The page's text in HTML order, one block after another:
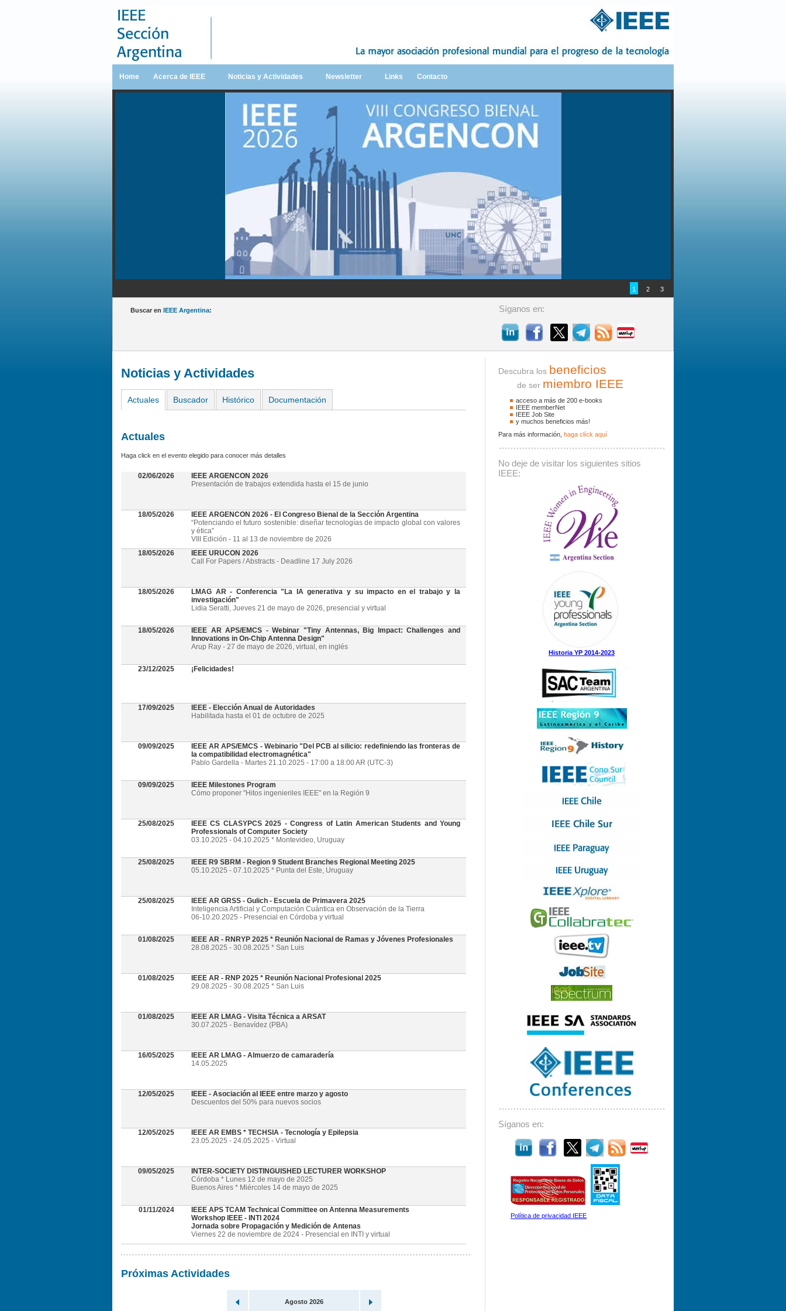
Home Acerca de IEEE Noticias y Actividades Newsletter Links Contacto
1 2 3
Buscar en IEEE Argentina: Síganos en:
Noticias y Actividades
Actuales Buscador Histórico Documentación
Actuales
Haga click en el evento elegido para conocer más detalles
02/06/2026
IEEE ARGENCON 2026
Presentación de trabajos extendida hasta el 15 de junio
18/05/2026
IEEE ARGENCON 2026 - El Congreso Bienal de la Sección Argentina
“Potenciando el futuro sostenible: diseñar tecnologías de impacto global con valores
y ética”
VIII Edición - 11 al 13 de noviembre de 2026
18/05/2026
IEEE URUCON 2026
Call For Papers / Abstracts - Deadline 17 July 2026
18/05/2026
LMAG AR - Conferencia "La IA generativa y su impacto en el trabajo y la
investigación"
Lidia Seratti, Jueves 21 de mayo de 2026, presencial y virtual
18/05/2026
IEEE AR APS/EMCS - Webinar "Tiny Antennas, Big Impact: Challenges and
Innovations in On-Chip Antenna Design"
Arup Ray - 27 de mayo de 2026, virtual, en inglés
23/12/2025 ¡Felicidades!
17/09/2025
IEEE - Elección Anual de Autoridades
Habilitada hasta el 01 de octubre de 2025
09/09/2025
IEEE AR APS/EMCS - Webinario "Del PCB al silicio: redefiniendo las fronteras de
la compatibilidad electromagnética"
Pablo Gardella - Martes 21.10.2025 - 17:00 a 18:00 AR (UTC-3)
09/09/2025
IEEE Milestones Program
Cómo proponer "Hitos ingenieriles IEEE" en la Región 9
25/08/2025
IEEE CS CLASYPCS 2025 - Congress of Latin American Students and Young
Professionals of Computer Society
03.10.2025 - 04.10.2025 * Montevideo, Uruguay
25/08/2025
IEEE R9 SBRM - Region 9 Student Branches Regional Meeting 2025
05.10.2025 - 07.10.2025 * Punta del Este, Uruguay
25/08/2025
IEEE AR GRSS - Gulich - Escuela de Primavera 2025
Inteligencia Artificial y Computación Cuántica en Observación de la Tierra
06-10.20.2025 - Presencial en Córdoba y virtual
01/08/2025
IEEE AR - RNRYP 2025 * Reunión Nacional de Ramas y Jóvenes Profesionales
28.08.2025 - 30.08.2025 * San Luis
01/08/2025
IEEE AR - RNP 2025 * Reunión Nacional Profesional 2025
29.08.2025 - 30.08.2025 * San Luis
01/08/2025
IEEE AR LMAG - Visita Técnica a ARSAT
30.07.2025 - Benavídez (PBA)
16/05/2025
IEEE AR LMAG - Almuerzo de camaradería
14.05.2025
12/05/2025
IEEE - Asociación al IEEE entre marzo y agosto
Descuentos del 50% para nuevos socios
12/05/2025
IEEE AR EMBS * TECHSIA - Tecnología y Epilepsia
23.05.2025 - 24.05.2025 - Virtual
09/05/2025
INTER-SOCIETY DISTINGUISHED LECTURER WORKSHOP
Córdoba * Lunes 12 de mayo de 2025
Buenos Aires * Miércoles 14 de mayo de 2025
01/11/2024
IEEE APS TCAM Technical Committee on Antenna Measurements
Workshop IEEE - INTI 2024
Jornada sobre Propagación y Medición de Antenas
Viernes 22 de noviembre de 2024 - Presencial en INTI y virtual
Buscador
La palabra a buscar debe contener al menos 3 caracteres.
Buscar:
Próximas Actividades
Agosto 2026
Descubra los beneficios
de ser miembro IEEE
acceso a más de 200 e-books
IEEE memberNet
IEEE Job Site
y muchos beneficios más!
Para más información, haga clíck aquí
No deje de visitar los siguientes sitios
IEEE:
Historia YP 2014-2023
Síganos en:
Política de privacidad IEEE